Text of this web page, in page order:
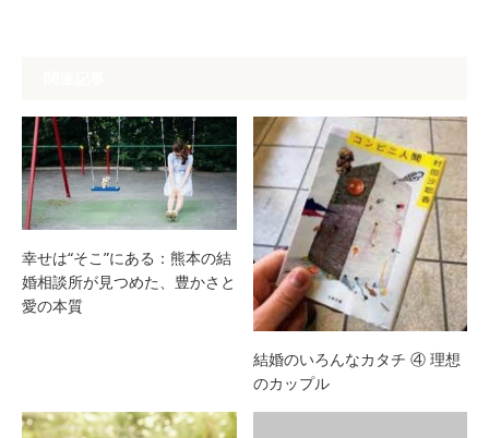
幸せは“そこ”にある：熊本の結
婚相談所が見つめた、豊かさと
愛の本質
結婚のいろんなカタチ ④ 理想
のカップル